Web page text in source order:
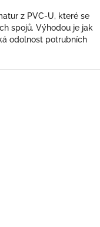
z PVC-U, které se
spojů. Výhodou je jak
odolnost potrubních